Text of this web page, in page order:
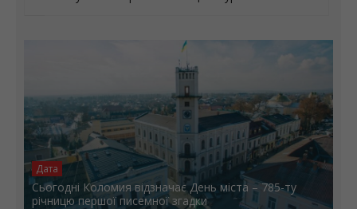
Дата
Сьогодні Коломия відзначає День міста – 785-ту
річницю першої писемної згадки